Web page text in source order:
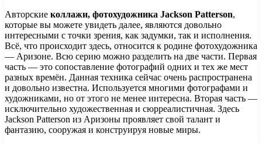
Авторские коллажи, фотохудожника Jackson Patterson,
которые вы можете увидеть далее, являются довольно
интересными с точки зрения, как задумки, так и исполнения.
Всё, что происходит здесь, относится к родине фотохудожника
— Аризоне. Всю серию можно разделить на две части. Первая
часть — это сопоставление фотографий одних и тех же мест
разных времён. Данная техника сейчас очень распространена
и довольно известна. Используется многими фотографами и
художниками, но от этого не менее интересна. Вторая часть —
исключительно художественная и сюрреалистичная. Здесь
Jackson Patterson из Аризоны проявляет свой талант и
фантазию, сооружая и конструируя новые миры.